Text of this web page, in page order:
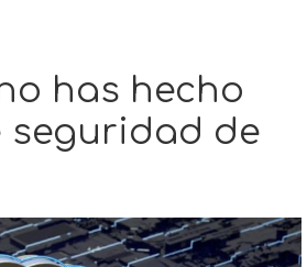
has hecho
seguridad de